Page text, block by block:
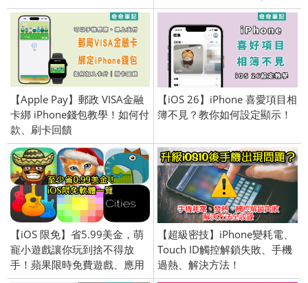
/ iOS
夾、開啟輔助按鈕。
【Apple Pay】郵政 VISA金融
卡綁 iPhone錢包教學！如何付
款、刷卡回饋
【iOS 26】iPhone 喜愛項目相
簿不見？教你如何設定顯示！
【iOS 限免】省5.99美金，萌
寵小遊戲讓你玩到捨不得放
手！蘋果限時免費遊戲、應用
軟體介紹 (iPhone／iPad)
【超級密技】iPhone變耗電、
Touch ID觸控解鎖失敗、手機
過熱、解決方法！